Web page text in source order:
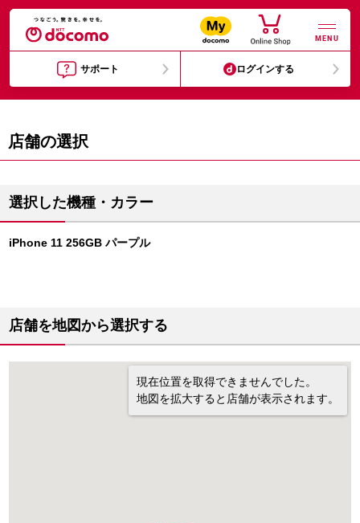
MENU
サポート ログインする
店舗の選択
選択した機種・カラー
iPhone 11 256GB パープル
店舗を地図から選択する
現在位置を取得できませんでした。
地図を拡大すると店舗が表示されます。